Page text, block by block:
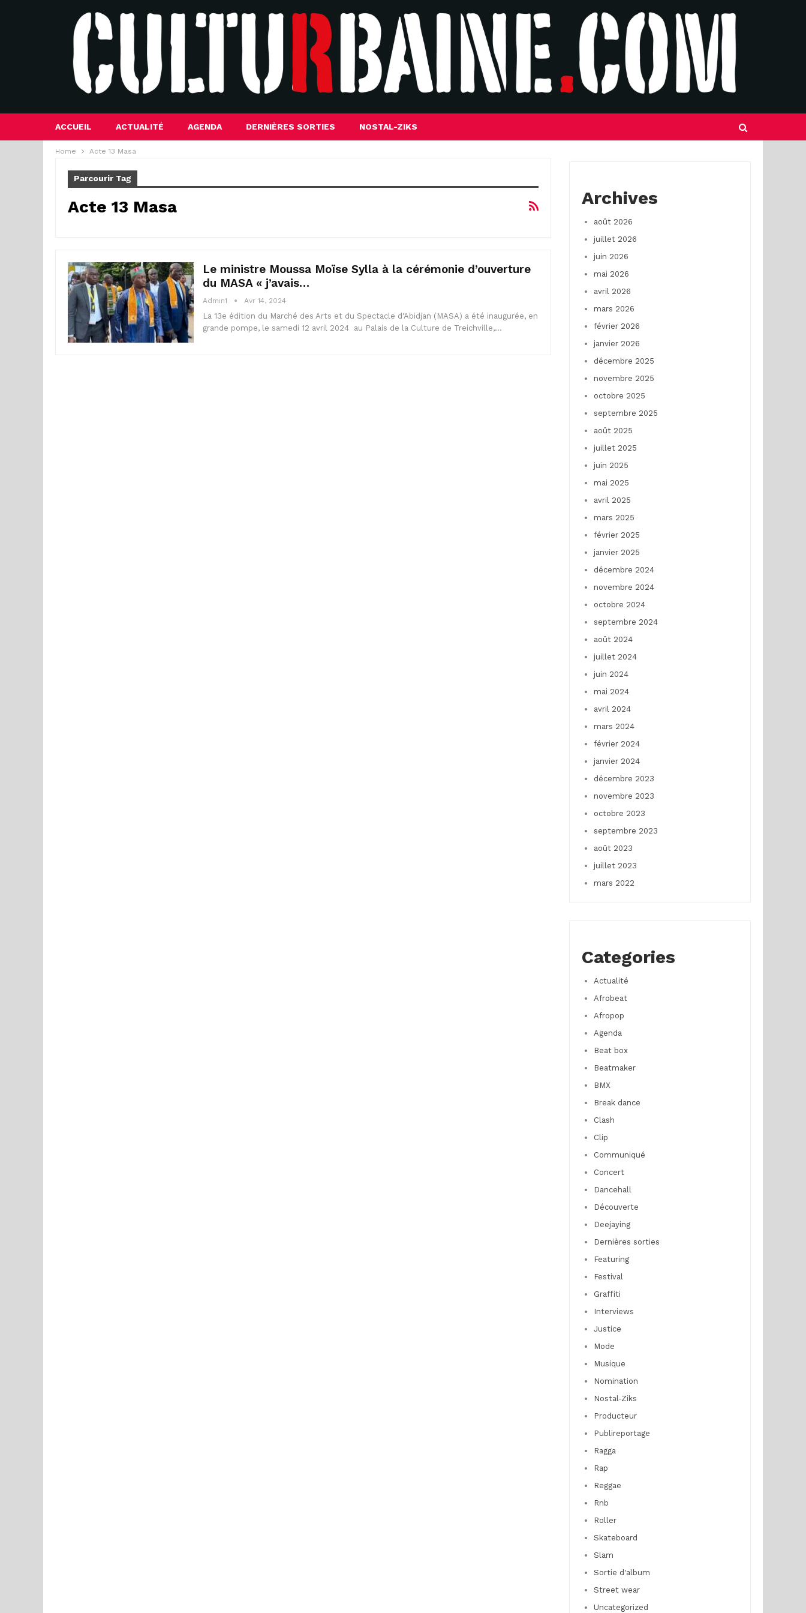
ACCUEIL ACTUALITÉ AGENDA DERNIÈRES SORTIES NOSTAL-ZIKS
Home Acte 13 Masa
Parcourir Tag
Acte 13 Masa
Le ministre Moussa Moïse Sylla à la cérémonie d’ouverture
du MASA « j’avais…
Admin1 Avr 14, 2024
La 13e édition du Marché des Arts et du Spectacle d'Abidjan (MASA) a été inaugurée, en
grande pompe, le samedi 12 avril 2024 au Palais de la Culture de Treichville,…
Archives
août 2026
juillet 2026
juin 2026
mai 2026
avril 2026
mars 2026
février 2026
janvier 2026
décembre 2025
novembre 2025
octobre 2025
septembre 2025
août 2025
juillet 2025
juin 2025
mai 2025
avril 2025
mars 2025
février 2025
janvier 2025
décembre 2024
novembre 2024
octobre 2024
septembre 2024
août 2024
juillet 2024
juin 2024
mai 2024
avril 2024
mars 2024
février 2024
janvier 2024
décembre 2023
novembre 2023
octobre 2023
septembre 2023
août 2023
juillet 2023
mars 2022
Categories
Actualité
Afrobeat
Afropop
Agenda
Beat box
Beatmaker
BMX
Break dance
Clash
Clip
Communiqué
Concert
Dancehall
Découverte
Deejaying
Dernières sorties
Featuring
Festival
Graffiti
Interviews
Justice
Mode
Musique
Nomination
Nostal-Ziks
Producteur
Publireportage
Ragga
Rap
Reggae
Rnb
Roller
Skateboard
Slam
Sortie d'album
Street wear
Uncategorized